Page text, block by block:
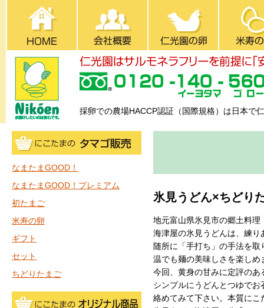
採卵での農場HACCP認証（国際規格）は日本で
なまたまGOOD！
なまたまGOOD！プレミアム
初たまご
米寿の卵
ギフト
セット
ちどりたまご
氷見うどん×ちど
地元富山県氷見市の郷土料
海津屋の氷見うどんは、練
随所に「手打ち」の手法を
温でも麺の美味しさを楽しめ
今回、黄身の甘みに定評の
シンプルにうどんとつゆで
絡めてみて下さい。本質に